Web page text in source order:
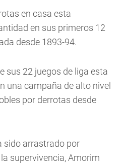
en casa esta
en sus primeros 12
desde 1893-94.
sus 22 juegos de liga esta
una campaña de alto nivel
por derrotas desde
sido arrastrado por
supervivencia, Amorim